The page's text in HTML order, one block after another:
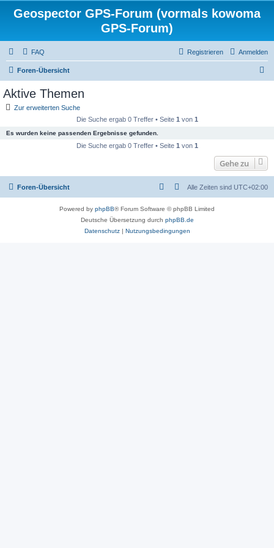
Geospector GPS-Forum (vormals kowoma
GPS-Forum)
FAQ Anmelden
Registrieren
Foren-Übersicht
Aktive Themen
Zur erweiterten Suche
Die Suche ergab 0 Treffer • Seite 1 von 1
Es wurden keine passenden Ergebnisse gefunden.
Die Suche ergab 0 Treffer • Seite 1 von 1
Gehe zu
Foren-Übersicht Alle Zeiten sind UTC+02:00
Powered by phpBB® Forum Software © phpBB Limited
Deutsche Übersetzung durch phpBB.de
Datenschutz| Nutzungsbedingungen